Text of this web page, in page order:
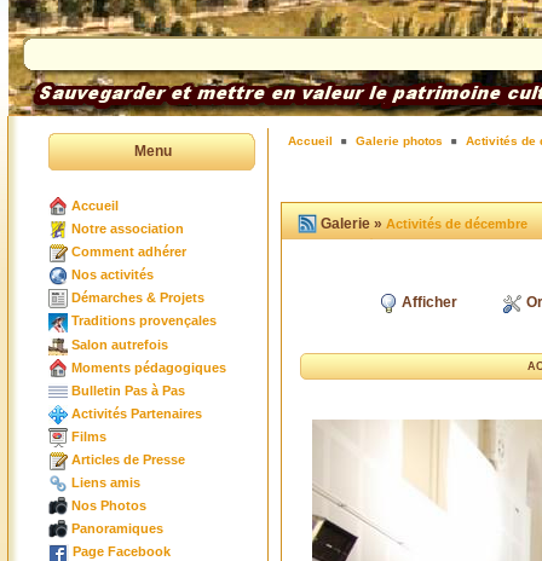
Menu
Accueil
Notre association
Comment adhérer
Nos activités
Démarches & Projets
Traditions provençales
Salon autrefois
Moments pédagogiques
Bulletin Pas à Pas
Activités Partenaires
Films
Articles de Presse
Liens amis
Nos Photos
Panoramiques
Page Facebook
Accueil Galerie photos Activités de
Galerie »Activités de décembre
Afficher